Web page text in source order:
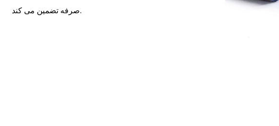
صرفه تضمین می کند.